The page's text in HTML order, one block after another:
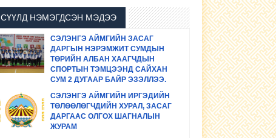
СҮҮЛД НЭМЭГДСЭН МЭДЭЭ
СЭЛЭНГЭ АЙМГИЙН ЗАСАГ
ДАРГЫН НЭРЭМЖИТ СУМДЫН
ТӨРИЙН АЛБАН ХААГЧДЫН
СПОРТЫН ТЭМЦЭЭНД САЙХАН
СУМ 2 ДУГААР БАЙР ЭЗЭЛЛЭЭ.
СЭЛЭНГЭ АЙМГИЙН ИРГЭДИЙН
ТӨЛӨӨЛӨГЧДИЙН ХУРАЛ, ЗАСАГ
ДАРГААС ОЛГОХ ШАГНАЛЫН
ЖУРАМ